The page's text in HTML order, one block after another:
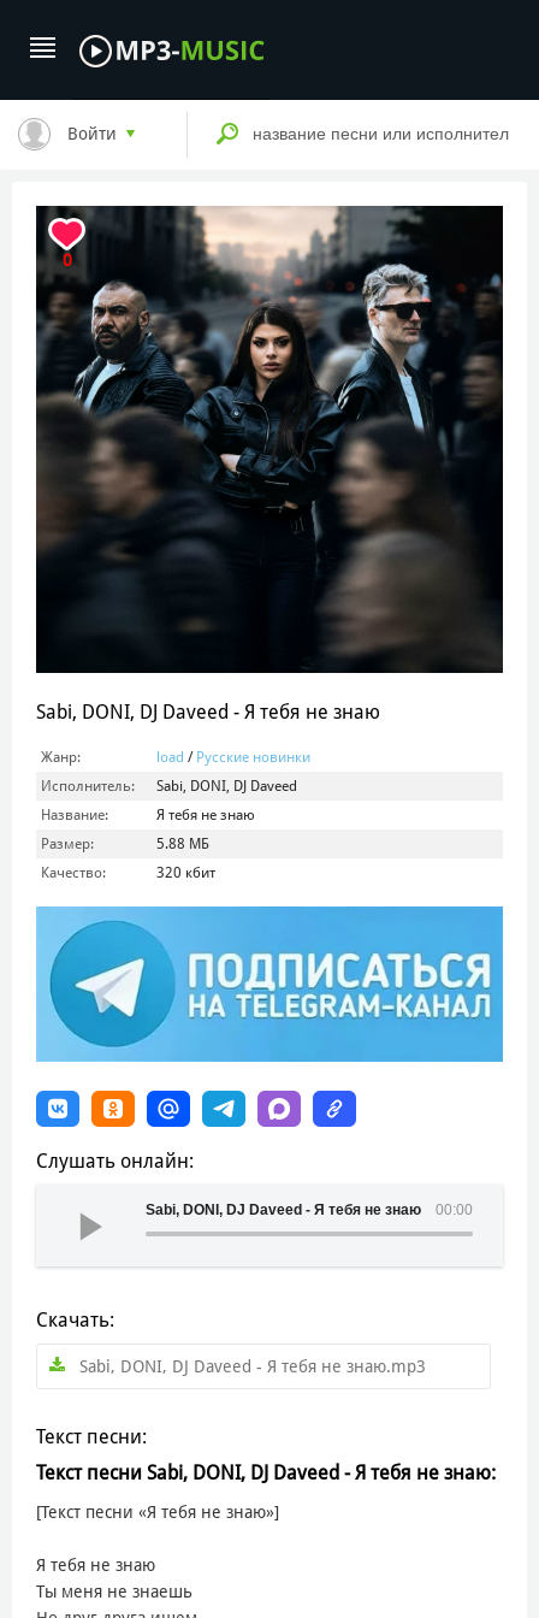
Войти
0
Sabi, DONI, DJ Daveed - Я тебя не знаю
Жанр: load / Русские новинки
Исполнитель:
Sabi, DONI, DJ Daveed
Название:
Я тебя не знаю
Размер:
5.88 МБ
Качество:
320 кбит
Слушать онлайн:
00:00
Sabi, DONI, DJ Daveed - Я тебя не знаю
Скачать:
Sabi, DONI, DJ Daveed - Я тебя не знаю.mp3
Текст песни:
Текст песни Sabi, DONI, DJ Daveed - Я тебя не знаю:
[Текст песни «Я тебя не знаю»]
Я тебя не знаю
Ты меня не знаешь